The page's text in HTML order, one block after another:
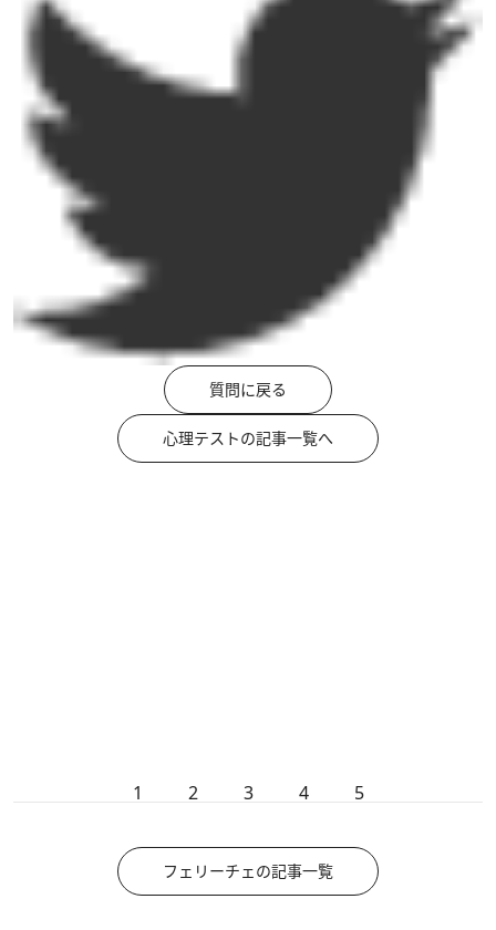
質問に戻る
心理テストの記事一覧へ
1 2 3 4 5
フェリーチェの記事一覧